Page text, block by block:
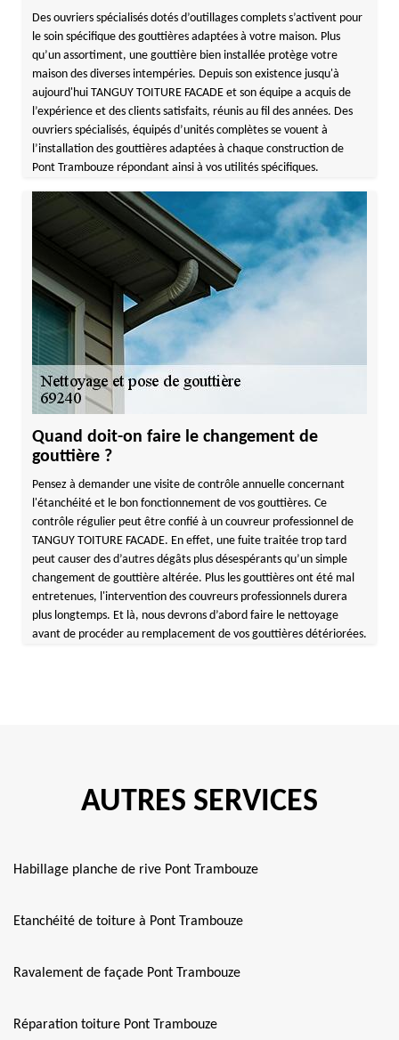
Des ouvriers spécialisés dotés d’outillages complets s’activent pour
le soin spécifique des gouttières adaptées à votre maison. Plus
qu’un assortiment, une gouttière bien installée protège votre
maison des diverses intempéries. Depuis son existence jusqu'à
aujourd'hui TANGUY TOITURE FACADE et son équipe a acquis de
l’expérience et des clients satisfaits, réunis au fil des années. Des
ouvriers spécialisés, équipés d’unités complètes se vouent à
l’installation des gouttières adaptées à chaque construction de
Pont Trambouze répondant ainsi à vos utilités spécifiques.
Quand doit-on faire le changement de
gouttière ?
Pensez à demander une visite de contrôle annuelle concernant
l'étanchéité et le bon fonctionnement de vos gouttières. Ce
contrôle régulier peut être confié à un couvreur professionnel de
TANGUY TOITURE FACADE. En effet, une fuite traitée trop tard
peut causer des d’autres dégâts plus désespérants qu’un simple
changement de gouttière altérée. Plus les gouttières ont été mal
entretenues, l'intervention des couvreurs professionnels durera
plus longtemps. Et là, nous devrons d’abord faire le nettoyage
avant de procéder au remplacement de vos gouttières détériorées.
AUTRES SERVICES
Habillage planche de rive Pont Trambouze
Etanchéité de toiture à Pont Trambouze
Ravalement de façade Pont Trambouze
Réparation toiture Pont Trambouze